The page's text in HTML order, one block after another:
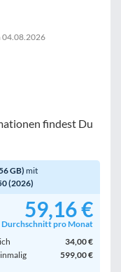
04.08.2026
findest Du
GB) mit
(2026)
59,16 €
Durchschnitt pro Monat
34,00 €
599,00 €